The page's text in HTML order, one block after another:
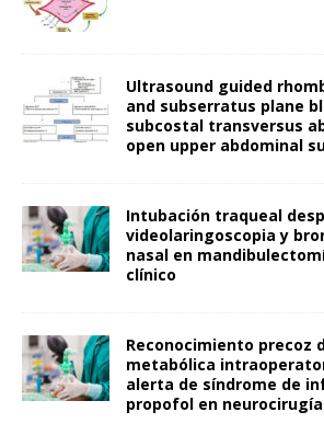
Ultrasound guided
and subserratus plane
subcostal transversus
open upper abdominal
Intubación traqueal
videolaringoscopia y
nasal en
clínico
Reconocimiento precoz
metabólica
alerta de síndrome de
propofol en